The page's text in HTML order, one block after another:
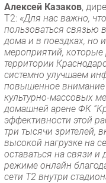
Алексей Казаков,
T2: «Для нас важно,
пользоваться связью
дома и в поездках, но
мероприятий, которые
территории
системно улучшаем
повышенное
культурно-массовых
домашней арене ФК
эффективности этой
три тысячи зрителей,
высокой нагрузке на
оставаться на связи
режиме онлайн
сети Т2 внутри